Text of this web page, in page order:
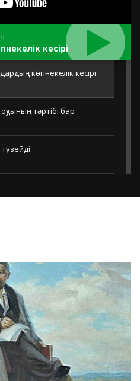
кесірі
көпнекелік кесірі
тәртібі бар